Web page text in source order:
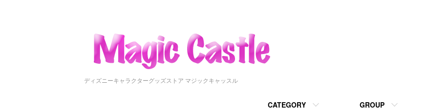
ディズニーキャラクターグッズストア マジックキャッスル
CATEGORY GROUP